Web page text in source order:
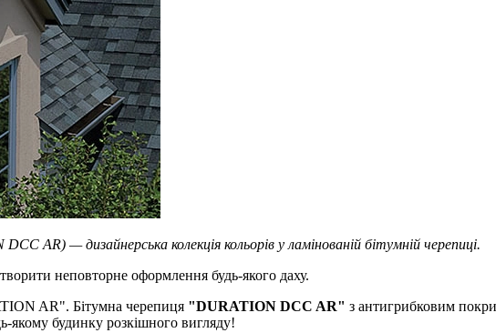
AR) — дизайнерська колекція кольорів у ламінованій бітумній черепиці.
неповторне оформлення будь-якого даху.
AR". Бітумна черепиця "DURATION DСC AR" з антигрибковим
якому будинку розкішного вигляду!